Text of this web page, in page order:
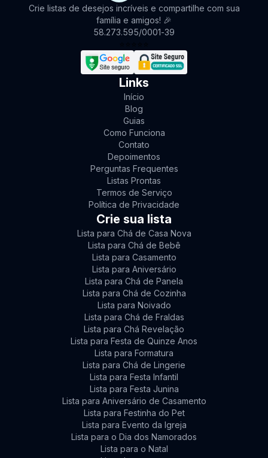
Crie listas de desejos incríveis e compartilhe com sua
família e amigos! 🎉
58.273.595/0001-39
Links
Início
Blog
Guias
Como Funciona
Contato
Depoimentos
Perguntas Frequentes
Listas Prontas
Termos de Serviço
Política de Privacidade
Crie sua lista
Lista para Chá de Casa Nova
Lista para Chá de Bebê
Lista para Casamento
Lista para Aniversário
Lista para Chá de Panela
Lista para Chá de Cozinha
Lista para Noivado
Lista para Chá de Fraldas
Lista para Chá Revelação
Lista para Festa de Quinze Anos
Lista para Formatura
Lista para Chá de Lingerie
Lista para Festa Infantil
Lista para Festa Junina
Lista para Aniversário de Casamento
Lista para Festinha do Pet
Lista para Evento da Igreja
Lista para o Dia dos Namorados
Lista para o Natal